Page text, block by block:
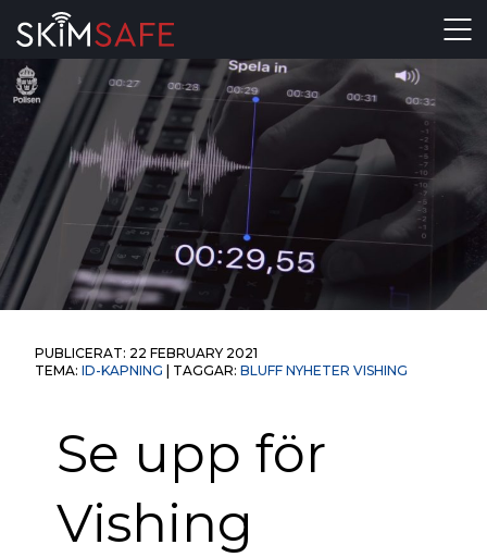
Skip to content
PUBLICERAT: 22 FEBRUARY 2021
TEMA: ID-KAPNING | TAGGAR: BLUFF NYHETER VISHING
Se upp för
Vishing